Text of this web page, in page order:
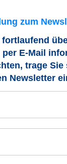
zum
fortlaufend
per E-Mail
trage
Newsletter